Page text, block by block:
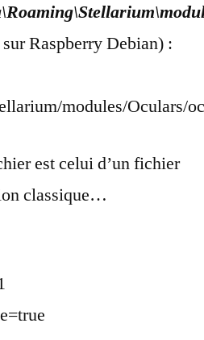
Raspberry Debian) :
modules/Oculars/
est celui d’un fichier
classique…